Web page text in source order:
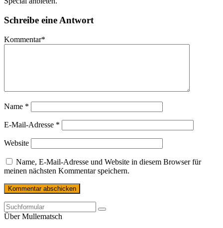
Schreibe eine Antwort
Kommentar*
Name *
E-Mail-Adresse *
Website
Name, E-Mail-Adresse und Website in diesem Browser für
meinen nächsten Kommentar speichern.
Über Mullematsch